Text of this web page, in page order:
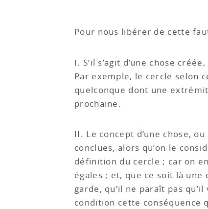
Pour nous libérer de cette
I. S’il s’agit d’une chose
Par exemple, le cercle selon
quelconque dont une
prochaine.
II. Le concept d’une chose,
conclues, alors qu’on le
définition du cercle ; car on
égales ; et, que ce soit là
garde, qu’il ne paraît pas
condition cette conséquence